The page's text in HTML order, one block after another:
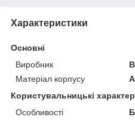
Характеристики
Основні
Виробник
Матеріал корпусу
Користувальницькі
Особливості